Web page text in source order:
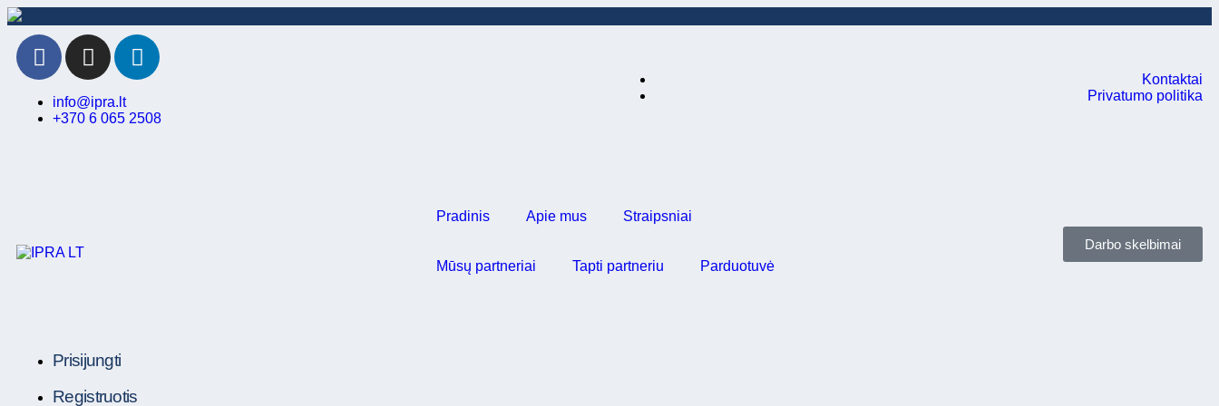
info@ipra.lt
+370 6 065 2508
Kontaktai
Privatumo politika
Pradinis Apie mus Straipsniai
Mūsų partneriai Tapti partneriu Parduotuvė
Darbo skelbimai
Prisijungti
Registruotis